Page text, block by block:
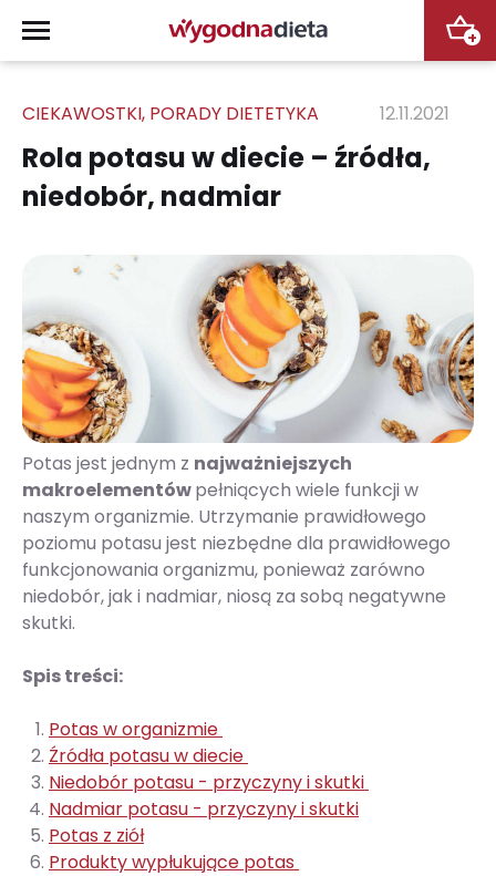
+
CIEKAWOSTKI, PORADY DIETETYKA 12.11.2021
Rola potasu w diecie – źródła,
niedobór, nadmiar
Potas jest jednym z najważniejszych
makroelementówpełniących wiele funkcji w
naszym organizmie. Utrzymanie prawidłowego
poziomu potasu jest niezbędne dla prawidłowego
funkcjonowania organizmu, ponieważ zarówno
niedobór, jak i nadmiar, niosą za sobą negatywne
skutki.
Spis treści:
Potas w organizmie
Źródła potasu w diecie
Niedobór potasu - przyczyny i skutki
Nadmiar potasu - przyczyny i skutki
Potas z ziół
Produkty wypłukujące potas